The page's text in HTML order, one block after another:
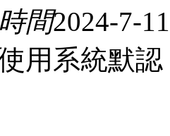
間2024-7-
用系統默認